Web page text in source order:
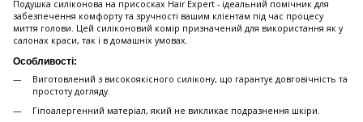
Подушка силіконова на присосках Hair Expert - ідеальний помічник для
забезпечення комфорту та зручності вашим клієнтам під час процесу
миття голови. Цей силіконовий комір призначений для використання як у
салонах краси, так і в домашніх умовах.
Особливості:
Виготовлений з високоякісного силікону, що гарантує довговічність та
простоту догляду.
Гіпоалергенний матеріал, який не викликає подразнення шкіри.